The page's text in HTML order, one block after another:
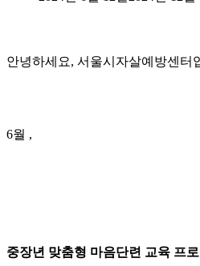
안녕하세요, 서울시자살예방센터
6월 ,
중장년 맞춤형 마음단련 교육 프